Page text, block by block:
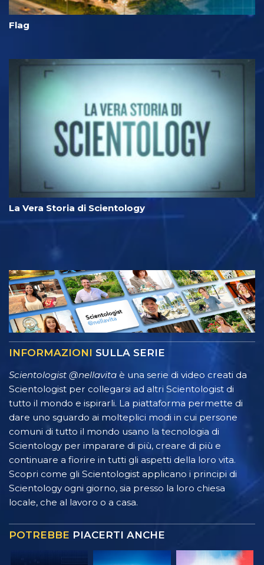
Flag
La Vera Storia di Scientology
INFORMAZIONI SULLA SERIE
Scientologist @nellavita è una serie di video creati da
Scientologist per collegarsi ad altri Scientologist di
tutto il mondo e ispirarli. La piattaforma permette di
dare uno sguardo ai molteplici modi in cui persone
comuni di tutto il mondo usano la tecnologia di
Scientology per imparare di più, creare di più e
continuare a fiorire in tutti gli aspetti della loro vita.
Scopri come gli Scientologist applicano i principi di
Scientology ogni giorno, sia presso la loro chiesa
locale, che al lavoro o a casa.
POTREBBE PIACERTI ANCHE